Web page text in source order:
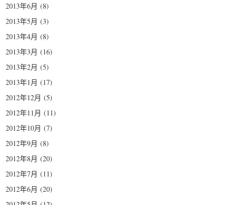
2013年6月 (8)
2013年5月 (3)
2013年4月 (8)
2013年3月 (16)
2013年2月 (5)
2013年1月 (17)
2012年12月 (5)
2012年11月 (11)
2012年10月 (7)
2012年9月 (8)
2012年8月 (20)
2012年7月 (11)
2012年6月 (20)